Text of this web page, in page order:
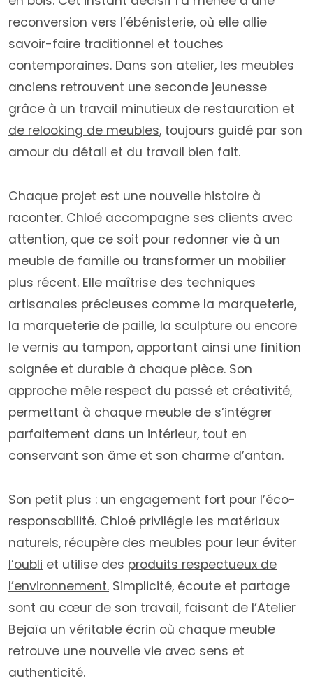
reconversion vers l’ébénisterie, où elle allie
savoir-faire traditionnel et touches
contemporaines. Dans son atelier, les meubles
anciens retrouvent une seconde jeunesse
grâce à un travail minutieux de restauration et
de relooking de meubles, toujours guidé par son
amour du détail et du travail bien fait.
Chaque projet est une nouvelle histoire à
raconter. Chloé accompagne ses clients avec
attention, que ce soit pour redonner vie à un
meuble de famille ou transformer un mobilier
plus récent. Elle maîtrise des techniques
artisanales précieuses comme la marqueterie,
la marqueterie de paille, la sculpture ou encore
le vernis au tampon, apportant ainsi une finition
soignée et durable à chaque pièce. Son
approche mêle respect du passé et créativité,
permettant à chaque meuble de s’intégrer
parfaitement dans un intérieur, tout en
conservant son âme et son charme d’antan.
Son petit plus : un engagement fort pour l’éco-
responsabilité. Chloé privilégie les matériaux
naturels, récupère des meubles pour leur éviter
l’oubli et utilise des produits respectueux de
l’environnement. Simplicité, écoute et partage
sont au cœur de son travail, faisant de l’Atelier
Bejaïa un véritable écrin où chaque meuble
retrouve une nouvelle vie avec sens et
authenticité.